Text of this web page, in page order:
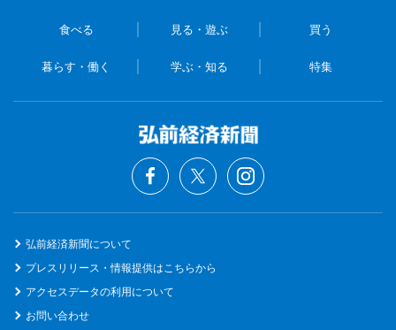
食べる 見る・遊ぶ 買う
暮らす・働く 学ぶ・知る 特集
弘前経済新聞について
プレスリリース・情報提供はこちらから
アクセスデータの利用について
お問い合わせ